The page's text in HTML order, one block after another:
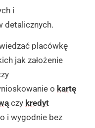
i
detalicznych.
placówkę
jak założenie
o kartę
czy kredyt
i wygodnie bez